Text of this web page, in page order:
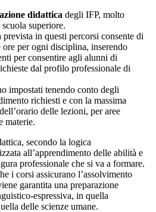
didattica degli IFP, molto
superiore.
in questi percorsi consente di
per ogni disciplina, inserendo
per consentire agli alunni di
dal profilo professionale di
impostati tenendo conto degli
richiesti e con la massima
delle lezioni, per aree
materie.
secondo la logica
all’apprendimento delle abilità e
professionale che si va a formare.
i corsi assicurano l’assolvimento
garantita una preparazione
espressiva, in quella
delle scienze umane.